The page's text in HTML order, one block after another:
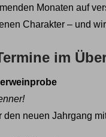
Monaten auf
Charakter – und
im
den neuen Jahrgang